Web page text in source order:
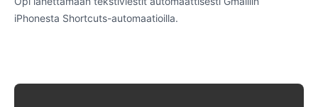
iPhonesta Shortcuts-automaatioilla.